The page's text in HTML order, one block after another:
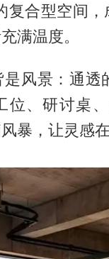
复合型空间
满温度。
风景：通
位、研讨桌
暴，让灵感